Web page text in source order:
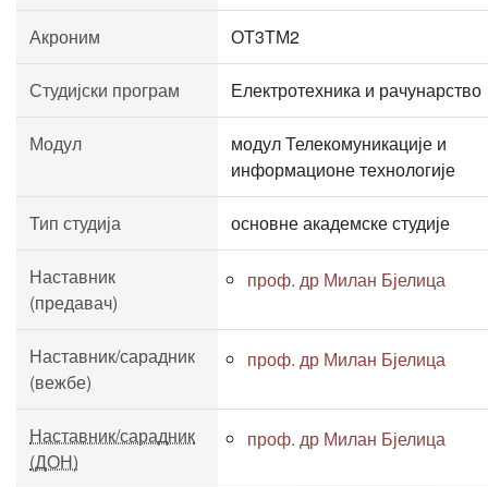
Акроним ОТ3ТМ2
Студијски програм Електротехника и рачунарство
Модул
модул Телекомуникације и
информационе технологије
Тип студија основне академске студије
Наставник
(предавач)
проф. др Милан Бјелица
Наставник/сарадник
(вежбе)
проф. др Милан Бјелица
Наставник/сарадник
(ДОН)
проф. др Милан Бјелица